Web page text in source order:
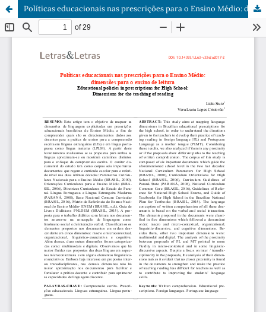
Políticas educacionais nas prescrições para o Ensino Médio: dimensões para o ensino de leitura